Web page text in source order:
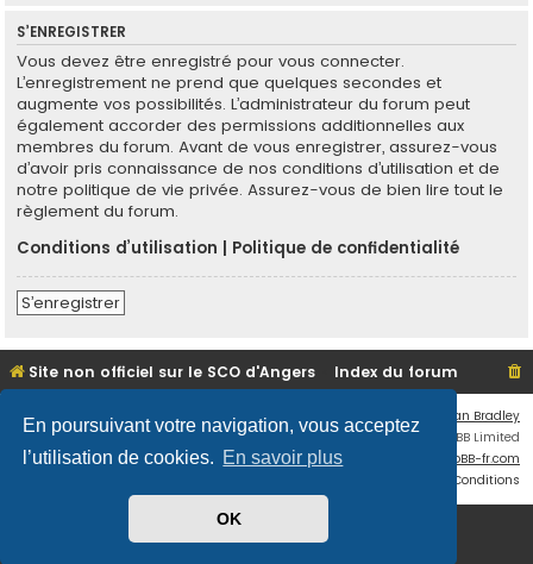
En poursuivant votre navigation, vous acceptez
l’utilisation de cookies. En savoir plus
OK
S’ENREGISTRER
Vous devez être enregistré pour vous connecter.
L’enregistrement ne prend que quelques secondes et
augmente vos possibilités. L’administrateur du forum peut
également accorder des permissions additionnelles aux
membres du forum. Avant de vous enregistrer, assurez-vous
d’avoir pris connaissance de nos conditions d’utilisation et de
notre politique de vie privée. Assurez-vous de bien lire tout le
règlement du forum.
Conditions d’utilisation
Politique de confidentialité
S’enregistrer
Site non officiel sur le SCO d'Angers Index du forum
Flat Style by
Ian Bradley
Développé par phpBB ® Forum Software © phpBB Limited
phpBB-fr.com
Conditions